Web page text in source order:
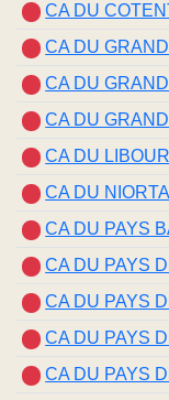
CA DU
CA DU
CA DU
CA DU
CA DU
CA DU
CA DU PAYS
CA DU PAYS
CA DU PAYS
CA DU PAYS
CA DU PAYS